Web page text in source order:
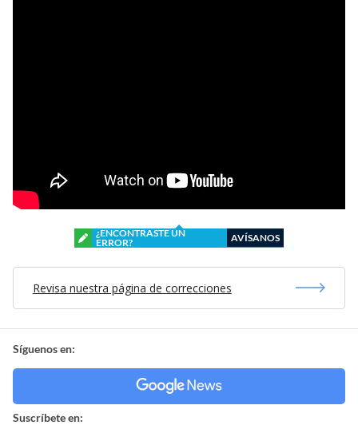
¿ENCONTRASTE UN
ERROR?
AVÍSANOS
Revisa nuestra página de correcciones
Síguenos en:
Suscríbete en: